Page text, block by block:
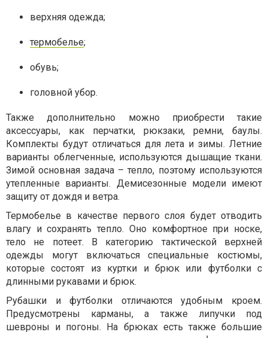
верхняя одежда;
термобелье;
обувь;
головной убор.
Также дополнительно можно приобрести такие
аксессуары, как перчатки, рюкзаки, ремни, баулы.
Комплекты будут отличаться для лета и зимы. Летние
варианты облегченные, используются дышащие ткани.
Зимой основная задача – тепло, поэтому используются
утепленные варианты. Демисезонные модели имеют
защиту от дождя и ветра.
Термобелье в качестве первого слоя будет отводить
влагу и сохранять тепло. Оно комфортное при носке,
тело не потеет. В категорию тактической верхней
одежды могут включаться специальные костюмы,
которые состоят из куртки и брюк или футболки с
длинными рукавами и брюк.
Рубашки и футболки отличаются удобным кроем.
Предусмотрены карманы, а также липучки под
шевроны и погоны. На брюках есть также большие